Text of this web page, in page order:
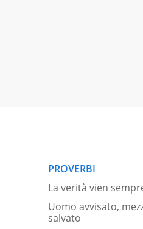
PROVERBI
La verità vien
Uomo avvisato,
salvato